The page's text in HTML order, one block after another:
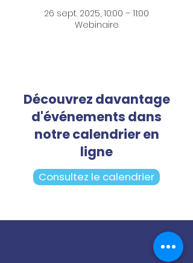
26 sept. 2025, 10:00 – 11:00
Webinaire
Découvrez davantage
d'événements dans
notre calendrier en
ligne
Consultez le calendrier